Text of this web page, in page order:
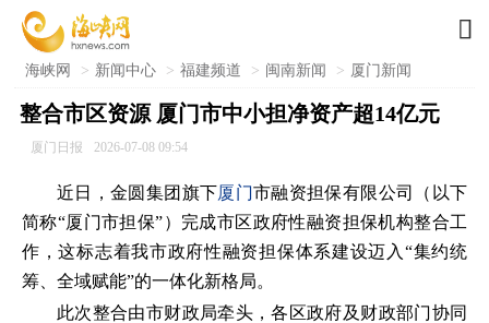

海峡网 > 新闻中心 > 福建频道 > 闽南新闻 > 厦门新闻
整合市区资源 厦门市中小担净资产超14亿元
厦门日报 2026-07-08 09:54
近日，金圆集团旗下厦门市融资担保有限公司（以下
简称“厦门市担保”）完成市区政府性融资担保机构整合工
作，这标志着我市政府性融资担保体系建设迈入“集约统
筹、全域赋能”的一体化新格局。
此次整合由市财政局牵头，各区政府及财政部门协同